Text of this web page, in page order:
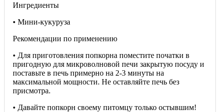
Ингредиенты
• Мини-кукуруза
Рекомендации по применению
• Для приготовления попкорна поместите початки в
пригодную для микроволновой печи закрытую посуду и
поставьте в печь примерно на 2-3 минуты на
максимальной мощности. Не оставляйте печь без
присмотра.
• Давайте попкорн своему питомцу только остывшим!